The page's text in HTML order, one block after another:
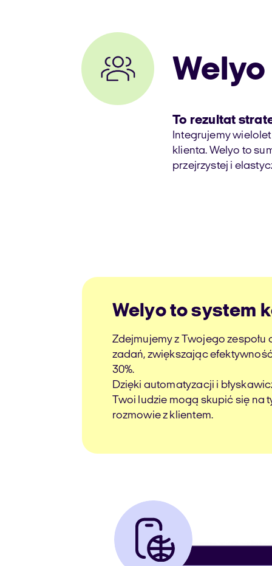
To rezultat
Integrujemy
klienta. Welyo to
przejrzystej i
Welyo to system
Zdejmujemy z Twojego
zadań, zwiększając
30%.
Dzięki automatyzacji i
Twoi ludzie mogą skupić się na
rozmowie z klientem.